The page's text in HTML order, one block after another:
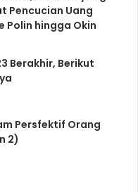
Pencucian Uang
Polin hingga Okin
Berakhir, Berikut
Persfektif Orang
2)